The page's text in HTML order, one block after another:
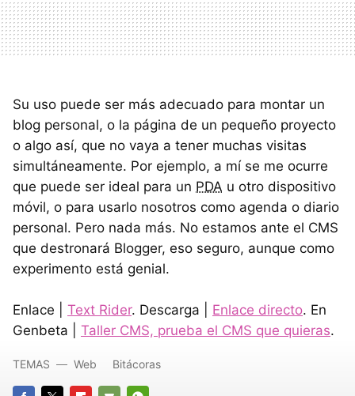
Su uso puede ser más adecuado para montar un
blog personal, o la página de un pequeño proyecto
o algo así, que no vaya a tener muchas visitas
simultáneamente. Por ejemplo, a mí se me ocurre
que puede ser ideal para un PDA u otro dispositivo
móvil, o para usarlo nosotros como agenda o diario
personal. Pero nada más. No estamos ante el CMS
que destronará Blogger, eso seguro, aunque como
experimento está genial.
Enlace | Text Rider. Descarga | Enlace directo. En
Genbeta | Taller CMS, prueba el CMS que quieras.
TEMAS Web Bitácoras